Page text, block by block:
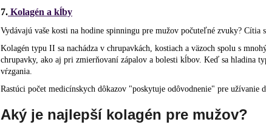
7. Kolagén a kĺby
Vydávajú vaše kosti na hodine spinningu pre mužov počuteľné zvuky? Cítia
Kolagén typu II sa nachádza v chrupavkách, kostiach a väzoch spolu s
chrupavky, ako aj pri zmierňovaní zápalov a bolesti kĺbov. Keď sa hladina
vŕzgania.
Rastúci počet medicínskych dôkazov "poskytuje odôvodnenie" pre užívanie
Aký je najlepší kolagén pre mužov?